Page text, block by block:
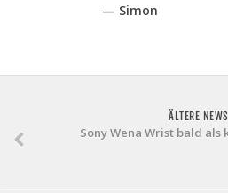
— Simon
ÄLTERE NEWS
Sony Wena Wrist bald